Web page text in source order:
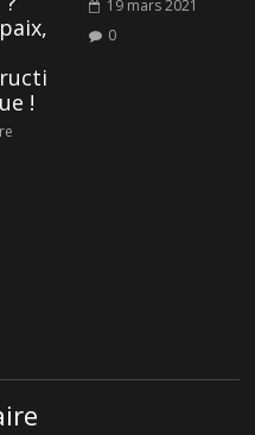
!
19 mars 2021
0